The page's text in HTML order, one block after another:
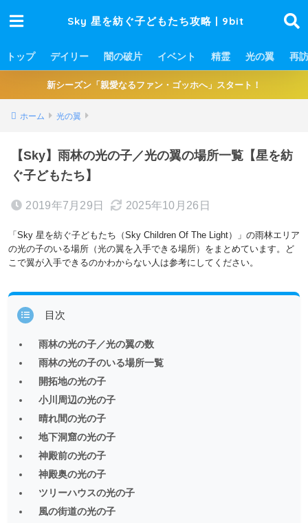
Sky 星を紡ぐ子どもたち攻略 | 9bit
トップ デイリー 闇の破片 イベント 精霊 光の翼 再訪
新シーズン「親愛なるファン・ゴッホへ」スタート！
ホーム 光の翼
【Sky】雨林の光の子／光の翼の場所一覧【星を紡
ぐ子どもたち】
2019年7月29日 2025年10月26日
「Sky 星を紡ぐ子どもたち（Sky Children Of The Light）」の雨林エリア
の光の子のいる場所（光の翼を入手できる場所）をまとめています。ど
こで翼が入手できるのかわからない人は参考にしてください。
目次
雨林の光の子／光の翼の数
雨林の光の子のいる場所一覧
開拓地の光の子
小川周辺の光の子
晴れ間の光の子
地下洞窟の光の子
神殿前の光の子
神殿奥の光の子
ツリーハウスの光の子
風の街道の光の子